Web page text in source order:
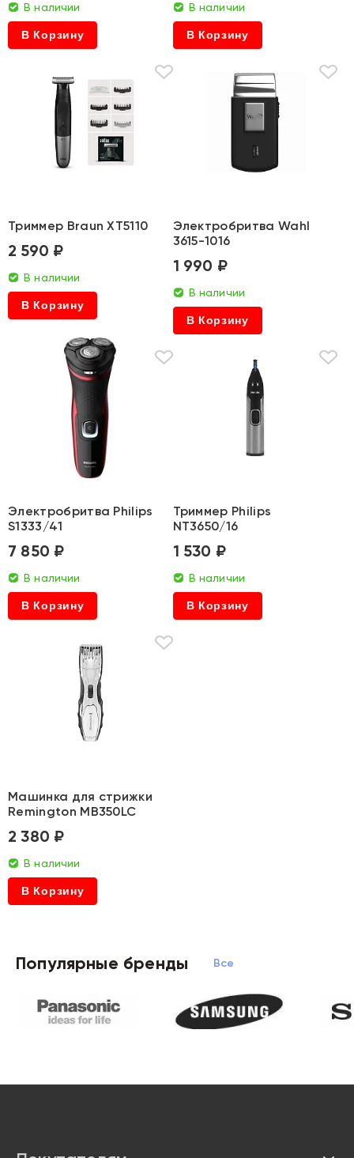
В наличии
В Корзину
В наличии
В Корзину
Триммер Braun XT5110
2 590 ₽
В наличии
В Корзину
Электробритва Wahl
3615-1016
1 990 ₽
В наличии
В Корзину
Электробритва Philips
S1333/41
7 850 ₽
В наличии
В Корзину
Триммер Philips
NT3650/16
1 530 ₽
В наличии
В Корзину
Машинка для стрижки
Remington MB350LC
2 380 ₽
В наличии
В Корзину
Популярные бренды Все бренды